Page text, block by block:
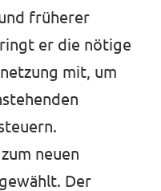
früherer
er die nötige
mit, um
neuen
Der